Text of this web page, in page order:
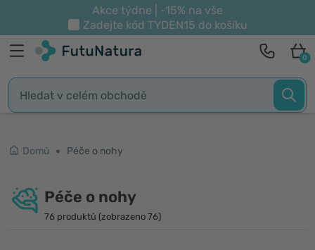
Akce týdne | -15% na vše
Zadejte kód TYDEN15 do košíku
0
Domů Péče o nohy
Péče o nohy
76 produktů (zobrazeno 76)